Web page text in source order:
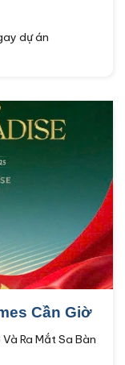
dự án
Cần Giờ
Ra Mắt Sa Bàn